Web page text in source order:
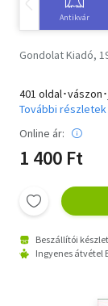
Antikvár
Gondolat Kiadó,
401 oldal･vászon
További részletek
Online ár:
1 400 Ft
Beszállítói
Ingyenes átvétel